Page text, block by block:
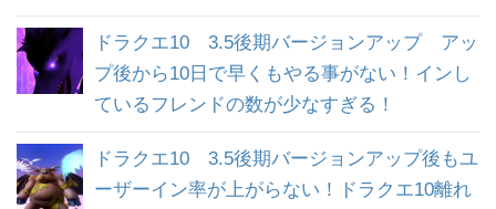
ドラクエ10 3.5後期バージョンアップ アッ
プ後から10日で早くもやる事がない！インし
ているフレンドの数が少なすぎる！
ドラクエ10 3.5後期バージョンアップ後もユ
ーザーイン率が上がらない！ドラクエ10離れ